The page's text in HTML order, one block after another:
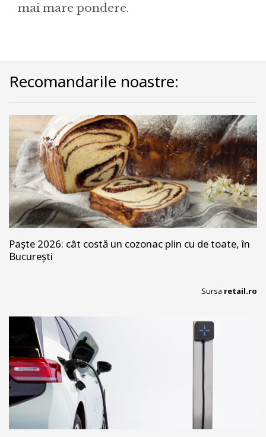
mai mare pondere.
Recomandarile noastre:
Paște 2026: cât costă un cozonac plin cu de toate, în
București
Sursa retail.ro